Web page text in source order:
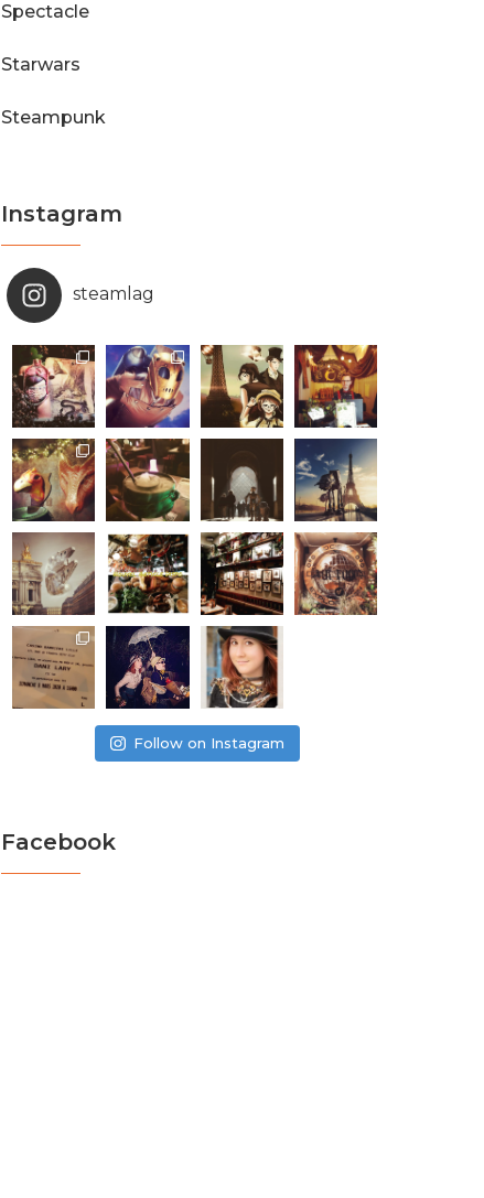
Spectacle
Starwars
Steampunk
Instagram
steamlag
Follow on Instagram
Facebook